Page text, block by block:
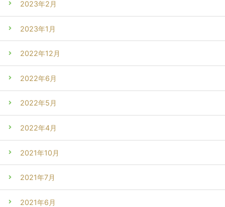
2023年2月
2023年1月
2022年12月
2022年6月
2022年5月
2022年4月
2021年10月
2021年7月
2021年6月